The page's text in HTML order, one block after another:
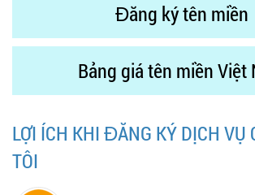
Đăng ký tên miền
Bảng giá tên miền Việt
LỢI ÍCH KHI ĐĂNG KÝ DỊCH VỤ
TÔI